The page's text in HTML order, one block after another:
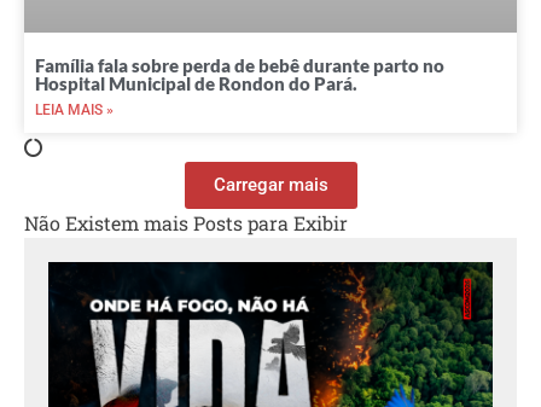
Família fala sobre perda de bebê durante parto no
Hospital Municipal de Rondon do Pará.
LEIA MAIS »
Carregar mais
Não Existem mais Posts para Exibir